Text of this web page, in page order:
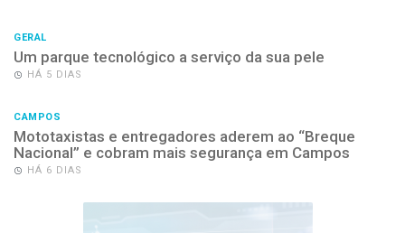
GERAL
Um parque tecnológico a serviço da sua pele
HÁ 5 DIAS
CAMPOS
Mototaxistas e entregadores aderem ao “Breque
Nacional” e cobram mais segurança em Campos
HÁ 6 DIAS